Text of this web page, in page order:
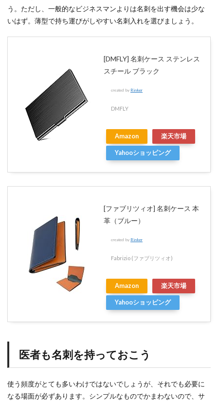
う。ただし、一般的なビジネスマンよりは名刺を出す機会は少な
いはず。薄型で持ち運びがしやすい名刺入れを選びましょう。
[DMFLY] 名刺ケース ステンレス
スチール ブラック
created by Rinker
DMFLY
Amazon 楽天市場
Yahooショッピング
[ファブリツィオ] 名刺ケース 本
革（ブルー）
created by Rinker
Fabrizio (ファブリツィオ)
Amazon 楽天市場
Yahooショッピング
医者も名刺を持っておこう
使う頻度がとても多いわけではないでしょうが、それでも必要に
なる場面が必ずあります。シンプルなものでかまわないので、サ